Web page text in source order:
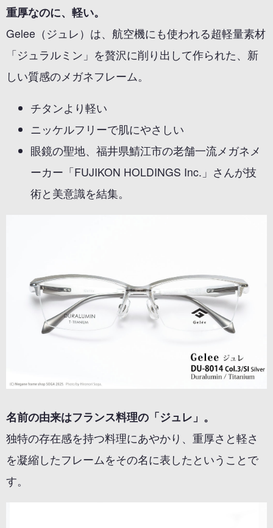
重厚なのに、軽い。
Gelee（ジュレ）は、航空機にも使われる超軽量素材
「ジュラルミン」を贅沢に削り出して作られた、新
しい質感のメガネフレーム。
チタンより軽い
ニッケルフリーで肌にやさしい
眼鏡の聖地、福井県鯖江市の老舗一流メガネメ
ーカー「FUJIKON HOLDINGS Inc.」さんが技
術と美意識を結集。
名前の由来はフランス料理の「ジュレ」。
独特の存在感を持つ料理にあやかり、重厚さと軽さ
を凝縮したフレームをその名に表したということで
す。